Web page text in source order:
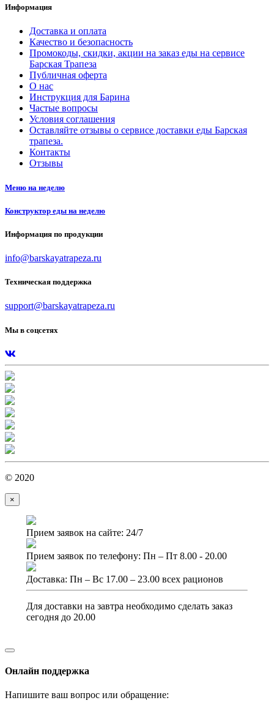
Информация
Доставка и оплата
Качество и безопасность
Промокоды, скидки, акции на заказ еды на сервисе
Барская Трапеза
Публичная оферта
О нас
Инструкция для Барина
Частые вопросы
Условия соглашения
Оставляйте отзывы о сервисе доставки еды Барская
трапеза.
Контакты
Отзывы
Меню на неделю
Конструктор еды на неделю
Информация по продукции
info@barskayatrapeza.ru
Техническая поддержка
support@barskayatrapeza.ru
Мы в соцсетях
© 2020
×
Прием заявок на сайте: 24/7
Прием заявок по телефону: Пн – Пт 8.00 - 20.00
Доставка: Пн – Вс 17.00 – 23.00 всех рационов
Для доставки на завтра необходимо сделать заказ
сегодня до 20.00
Онлайн поддержка
Напишите ваш вопрос или обращение: